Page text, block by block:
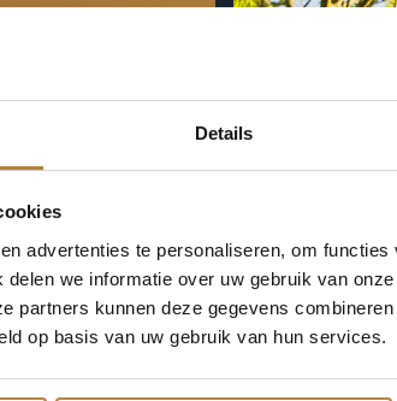
Details
advertenties te personaliseren, om
we informatie over uw gebruik van
partners kunnen deze gegevens
op basis van uw gebruik van hun services.